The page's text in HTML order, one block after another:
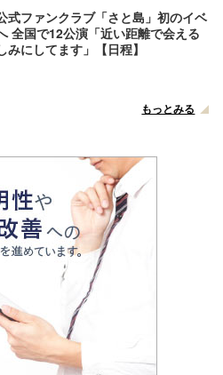
式ファンクラブ「さと島」初のイベ
全国で12公演「近い距離で会える
みにしてます」【日程】
もっとみる